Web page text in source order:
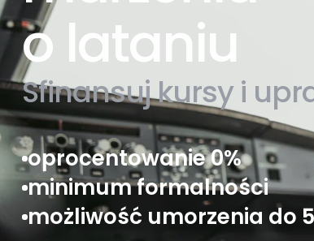
o lataniu
Sfinansuj kursy i
oprocentowanie 0%
minimum formalności
możliwość umorzenia do